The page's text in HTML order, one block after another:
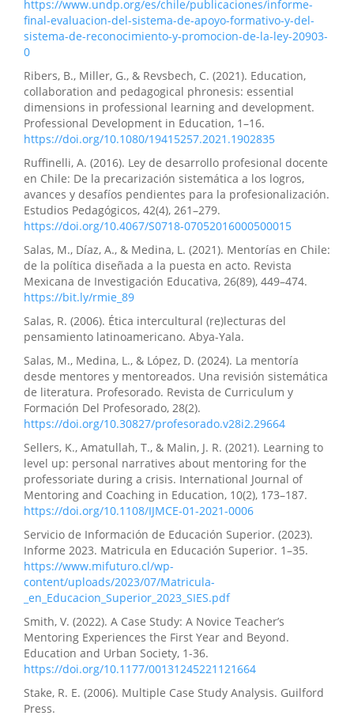
https://www.undp.org/es/chile/publicaciones/informe-
final-evaluacion-del-sistema-de-apoyo-formativo-y-del-
sistema-de-reconocimiento-y-promocion-de-la-ley-20903-
0
Ribers, B., Miller, G., & Revsbech, C. (2021). Education,
collaboration and pedagogical phronesis: essential
dimensions in professional learning and development.
Professional Development in Education, 1–16.
https://doi.org/10.1080/19415257.2021.1902835
Ruffinelli, A. (2016). Ley de desarrollo profesional docente
en Chile: De la precarización sistemática a los logros,
avances y desafíos pendientes para la profesionalización.
Estudios Pedagógicos, 42(4), 261–279.
https://doi.org/10.4067/S0718-07052016000500015
Salas, M., Díaz, A., & Medina, L. (2021). Mentorías en Chile:
de la política diseñada a la puesta en acto. Revista
Mexicana de Investigación Educativa, 26(89), 449–474.
https://bit.ly/rmie_89
Salas, R. (2006). Ética intercultural (re)lecturas del
pensamiento latinoamericano. Abya-Yala.
Salas, M., Medina, L., & López, D. (2024). La mentoría
desde mentores y mentoreados. Una revisión sistemática
de literatura. Profesorado. Revista de Curriculum y
Formación Del Profesorado, 28(2).
https://doi.org/10.30827/profesorado.v28i2.29664
Sellers, K., Amatullah, T., & Malin, J. R. (2021). Learning to
level up: personal narratives about mentoring for the
professoriate during a crisis. International Journal of
Mentoring and Coaching in Education, 10(2), 173–187.
https://doi.org/10.1108/IJMCE-01-2021-0006
Servicio de Información de Educación Superior. (2023).
Informe 2023. Matricula en Educación Superior. 1–35.
https://www.mifuturo.cl/wp-
content/uploads/2023/07/Matricula-
_en_Educacion_Superior_2023_SIES.pdf
Smith, V. (2022). A Case Study: A Novice Teacher’s
Mentoring Experiences the First Year and Beyond.
Education and Urban Society, 1-36.
https://doi.org/10.1177/00131245221121664
Stake, R. E. (2006). Multiple Case Study Analysis. Guilford
Press.